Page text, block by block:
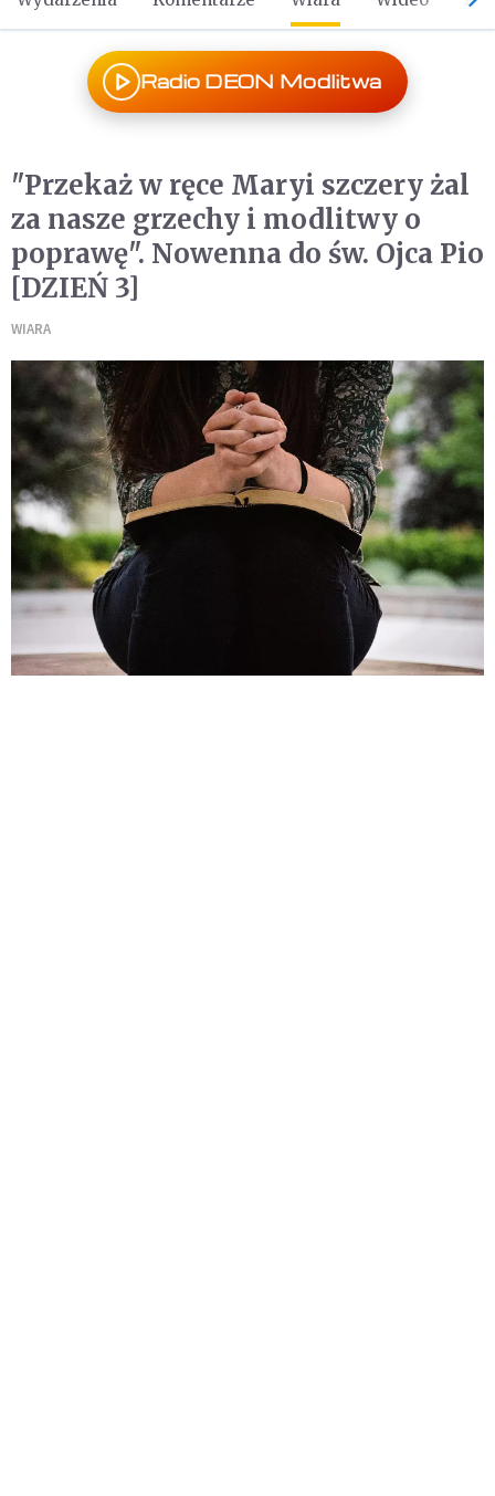
Radio DEON Modlitwa
"Przekaż w ręce Maryi szczery żal
za nasze grzechy i modlitwy o
poprawę". Nowenna do św. Ojca Pio
[DZIEŃ 3]
WIARA